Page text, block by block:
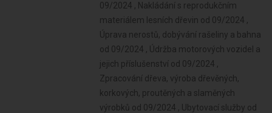
09/2024 , Nakládání s reprodukčním
materiálem lesních dřevin od 09/2024 ,
Úprava nerostů, dobývání rašeliny a bahna
od 09/2024 , Údržba motorových vozidel a
jejich příslušenství od 09/2024 ,
Zpracování dřeva, výroba dřevěných,
korkových, proutěných a slaměných
výrobků od 09/2024 , Ubytovací služby od